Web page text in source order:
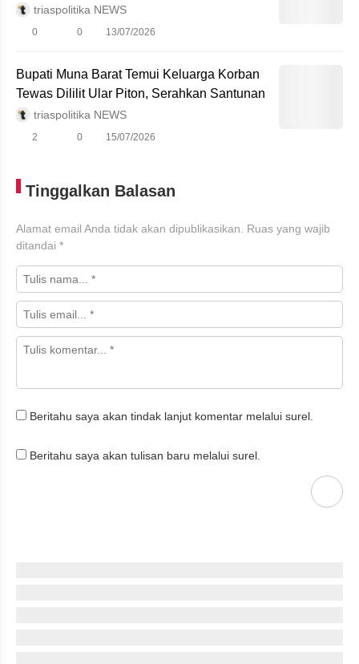
triaspolitika NEWS
0 0 13/07/2026
Bupati Muna Barat Temui Keluarga Korban
Tewas Dililit Ular Piton, Serahkan Santunan
triaspolitika NEWS
2 0 15/07/2026
Tinggalkan Balasan
Alamat email Anda tidak akan dipublikasikan. Ruas yang wajib
ditandai *
Beritahu saya akan tindak lanjut komentar melalui surel.
Beritahu saya akan tulisan baru melalui surel.